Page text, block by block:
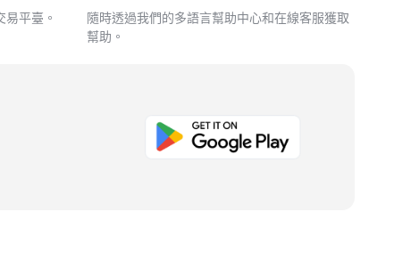
平臺。
隨時透過我們的多語言幫助中心和在線客服獲取
幫助。